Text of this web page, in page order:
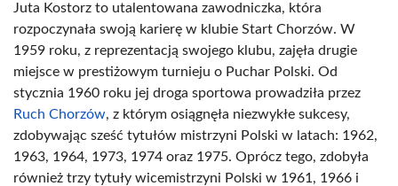
Juta Kostorz to utalentowana zawodniczka, która
rozpoczynała swoją karierę w klubie Start Chorzów. W
1959 roku, z reprezentacją swojego klubu, zajęła drugie
miejsce w prestiżowym turnieju o Puchar Polski. Od
stycznia 1960 roku jej droga sportowa prowadziła przez
Ruch Chorzów, z którym osiągnęła niezwykłe sukcesy,
zdobywając sześć tytułów mistrzyni Polski w latach: 1962,
1963, 1964, 1973, 1974 oraz 1975. Oprócz tego, zdobyła
również trzy tytuły wicemistrzyni Polski w 1961, 1966 i